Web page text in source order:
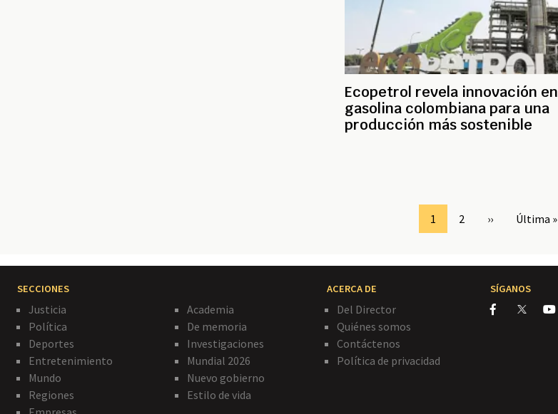
Ecopetrol revela innovación en
gasolina colombiana para una
producción más sostenible
Page
1 Page
2
Siguiente
››
Última
Última »
SECCIONES
Justicia
Política
Deportes
Entretenimiento
Mundo
Regiones
Academia
De memoria
Investigaciones
Mundial 2026
Nuevo gobierno
Estilo de vida
ACERCA DE
Del Director
Quiénes somos
Contáctenos
Política de privacidad
SÍGANOS